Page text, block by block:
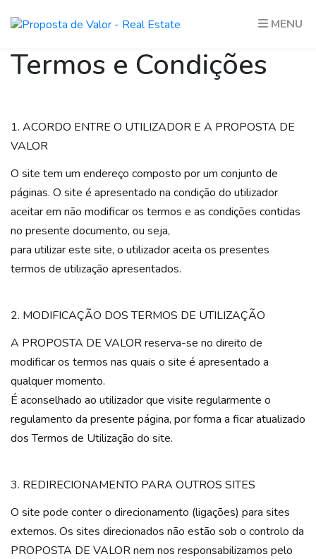
MENU
Termos e Condições
1. ACORDO ENTRE O UTILIZADOR E A PROPOSTA DE
VALOR
O site tem um endereço composto por um conjunto de
páginas. O site é apresentado na condição do utilizador
aceitar em não modificar os termos e as condições contidas
no presente documento, ou seja,
para utilizar este site, o utilizador aceita os presentes
termos de utilização apresentados.
2. MODIFICAÇÃO DOS TERMOS DE UTILIZAÇÃO
A PROPOSTA DE VALOR reserva-se no direito de
modificar os termos nas quais o site é apresentado a
qualquer momento.
É aconselhado ao utilizador que visite regularmente o
regulamento da presente página, por forma a ficar atualizado
dos Termos de Utilização do site.
3. REDIRECIONAMENTO PARA OUTROS SITES
O site pode conter o direcionamento (ligações) para sites
externos. Os sites direcionados não estão sob o controlo da
PROPOSTA DE VALOR nem nos responsabilizamos pelo